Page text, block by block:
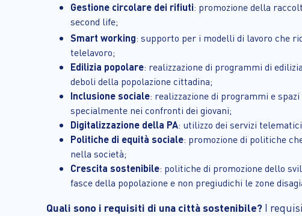
Gestione circolare dei rifiuti: promozione della
second life;
Smart working: supporto per i modelli di lavoro che
telelavoro;
Edilizia popolare: realizzazione di programmi di
deboli della popolazione cittadina;
Inclusione sociale: realizzazione di programmi e
specialmente nei confronti dei giovani;
Digitalizzazione della PA: utilizzo dei servizi
Politiche di equità sociale: promozione di politiche
nella società;
Crescita sostenibile: politiche di promozione dello
fasce della popolazione e non pregiudichi le zone
Quali sono i requisiti di una città sostenibile? I